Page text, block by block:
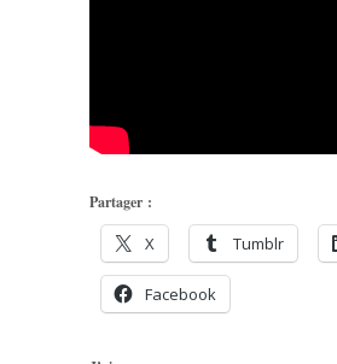
Partager :
X Tumblr
Facebook